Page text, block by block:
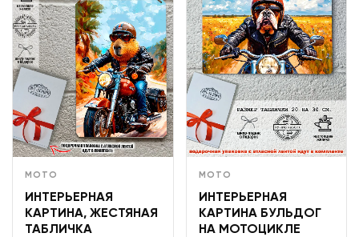
МОТО
ИНТЕРЬЕРНАЯ
КАРТИНА, ЖЕСТЯНАЯ
ТАБЛИЧКА
МОТО
ИНТЕРЬЕРНАЯ
КАРТИНА БУЛЬДОГ
НА МОТОЦИКЛЕ